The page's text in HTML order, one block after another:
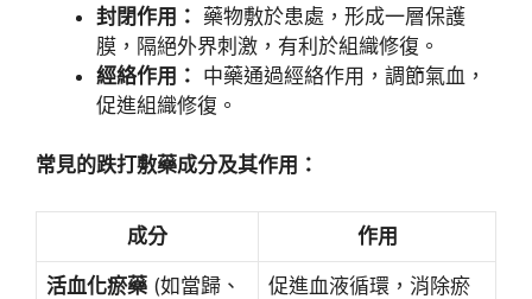
封閉作用： 藥物敷於患處，形成一層保護
膜，隔絕外界刺激，有利於組織修復。
經絡作用： 中藥通過經絡作用，調節氣血，
促進組織修復。
常見的跌打敷藥成分及其作用：
成分 作用
活血化瘀藥 (如當歸、
促進血液循環，消除瘀